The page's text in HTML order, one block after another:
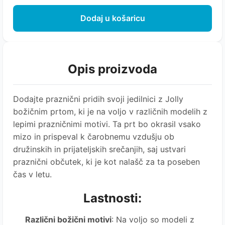
Dodaj u košaricu
Opis proizvoda
Dodajte praznični pridih svoji jedilnici z Jolly
božičnim prtom, ki je na voljo v različnih modelih z
lepimi prazničnimi motivi. Ta prt bo okrasil vsako
mizo in prispeval k čarobnemu vzdušju ob
družinskih in prijateljskih srečanjih, saj ustvari
praznični občutek, ki je kot nalašč za ta poseben
čas v letu.
Lastnosti:
Različni božični motivi: Na voljo so modeli z